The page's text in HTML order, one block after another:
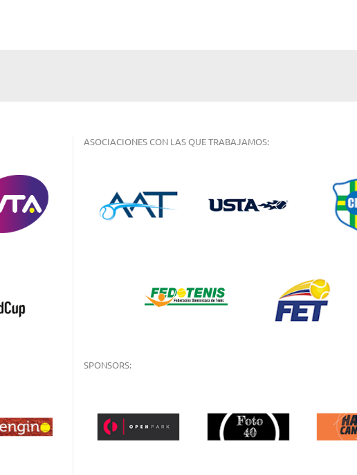
ASOCIACIONES CON LAS QUE TRABAJAMOS:
SPONSORS: